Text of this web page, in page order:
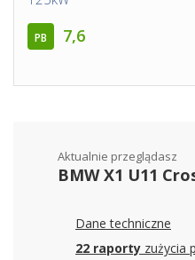
PB 7,6
Aktualnie przeglądasz
BMW X1 U11
Dane techniczne
22 raporty zużycia